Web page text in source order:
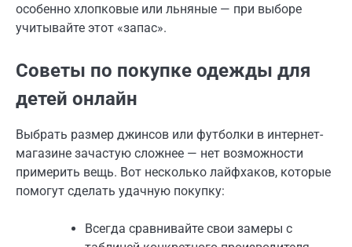
особенно хлопковые или льняные — при выборе
учитывайте этот «запас».
Советы по покупке одежды для
детей онлайн
Выбрать размер джинсов или футболки в интернет-
магазине зачастую сложнее — нет возможности
примерить вещь. Вот несколько лайфхаков, которые
помогут сделать удачную покупку:
Всегда сравнивайте свои замеры с